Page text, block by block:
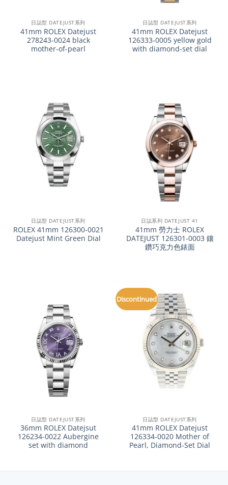
日誌型 DATEJUST系列
41mm ROLEX Datejust
278243-0024 black
mother-of-pearl
日誌型 DATEJUST系列
41mm ROLEX Datejust
126333-0005 yellow gold
with diamond-set dial
日誌型 DATEJUST系列
ROLEX 41mm 126300-0021
Datejust Mint Green Dial
日誌系列 DATEJUST 41
41mm 勞力士 ROLEX
DATEJUST 126301-0003 鑲
鑽巧克力色錶面
日誌型 DATEJUST系列
36mm ROLEX Datejsut
126234-0022 Aubergine
set with diamond
Discontinued
日誌型 DATEJUST系列
41mm ROLEX Datejust
126334-0020 Mother of
Pearl, Diamond-Set Dial